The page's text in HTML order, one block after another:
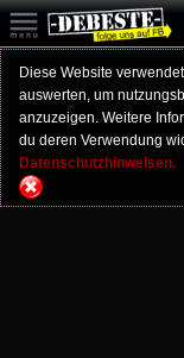
Diese Website
auswerten, um
anzuzeigen. Weitere
du deren Verwendung
Datenschutzhinweisen.